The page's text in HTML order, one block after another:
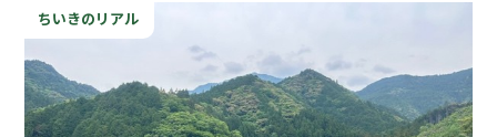
ちいきのリアル